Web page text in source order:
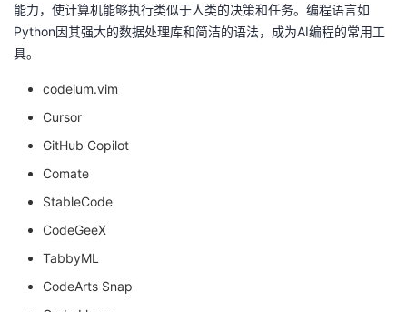
能力，使计算机能够执行类似于人类的决策和任务。编程语言如
Python因其强大的数据处理库和简洁的语法，成为AI编程的常用工
具。
codeium.vim
Cursor
GitHub Copilot
Comate
StableCode
CodeGeeX
TabbyML
CodeArts Snap